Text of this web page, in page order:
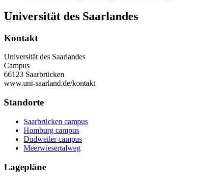
Universität des Saarlandes
Kontakt
Universität des Saarlandes
Campus
66123 Saarbrücken
www.uni-saarland.de/kontakt
Standorte
Saarbrücken campus
Homburg campus
Dudweiler campus
Meerwiesertalweg
Lagepläne